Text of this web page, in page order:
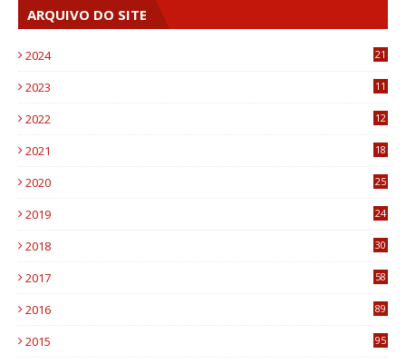
ARQUIVO DO SITE
2024 21
2023
11
2022
12
2021
18
2020
25
2019
24
2018
30
2017
58
2016
89
2015
95